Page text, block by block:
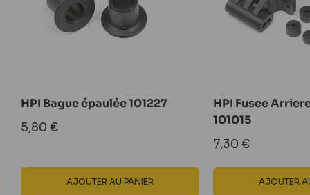
HPI Bague épaulée 101227
Prix
réduit
5,80 €
AJOUTER AU PANIER
HPI Fusee
101015
Prix
réduit
7,30 €
AJOUTER